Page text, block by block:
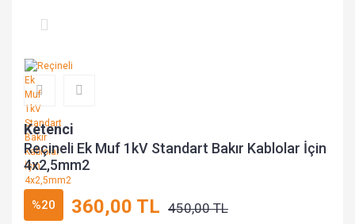
Ketenci
Reçineli Ek Muf 1kV Standart Bakır Kablolar İçin
4x2,5mm2
%20 360,00 TL 450,00 TL